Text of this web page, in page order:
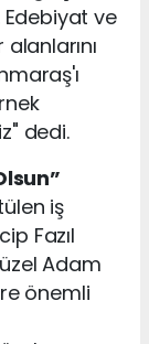
Edebiyat ve
dedi.
iş
Fazıl
Adam
önemli